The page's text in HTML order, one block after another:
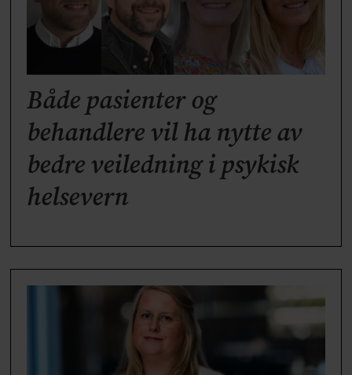
Både pasienter og
behandlere vil ha nytte av
bedre veiledning i psykisk
helsevern